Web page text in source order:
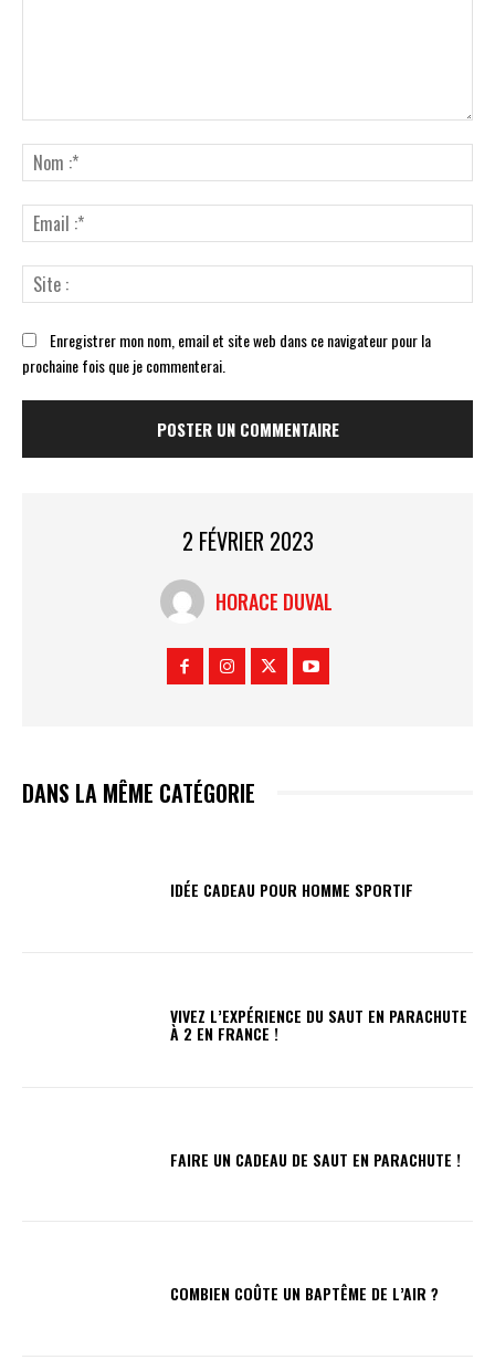
:*
:*
:
Enregistrer mon nom, email et site web dans ce navigateur pour la
prochaine fois que je commenterai.
2 FÉVRIER 2023
HORACE DUVAL
DANS LA MÊME CATÉGORIE
IDÉE CADEAU POUR HOMME SPORTIF
VIVEZ L’EXPÉRIENCE DU SAUT EN PARACHUTE
À 2 EN FRANCE !
FAIRE UN CADEAU DE SAUT EN PARACHUTE !
COMBIEN COÛTE UN BAPTÊME DE L’AIR ?